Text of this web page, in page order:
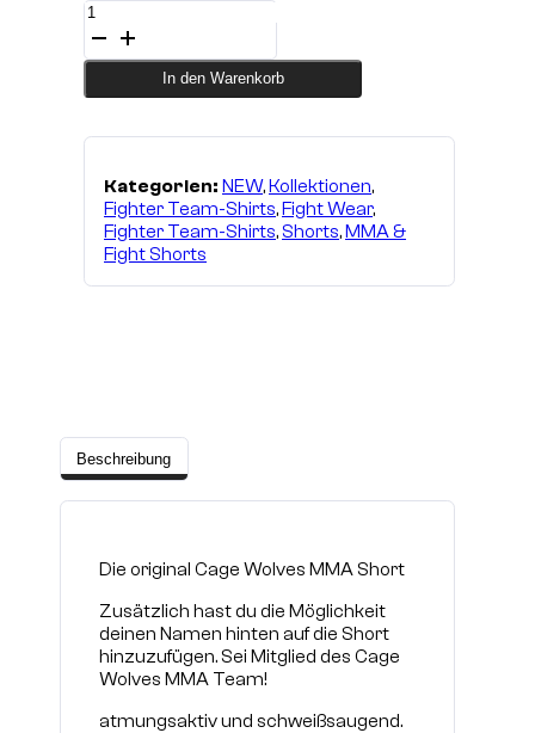
CAGE
Wolves
MMA
Menge
In den Warenkorb
Kategorien: NEW,Kollektionen,
Fighter Team-Shirts,Fight Wear,
Fighter Team-Shirts,Shorts,MMA &
Fight Shorts
Beschreibung
Die original Cage Wolves MMA Short
Zusätzlich hast du die Möglichkeit
deinen Namen hinten auf die Short
hinzuzufügen. Sei Mitglied des Cage
Wolves MMA Team!
atmungsaktiv und schweißsaugend.